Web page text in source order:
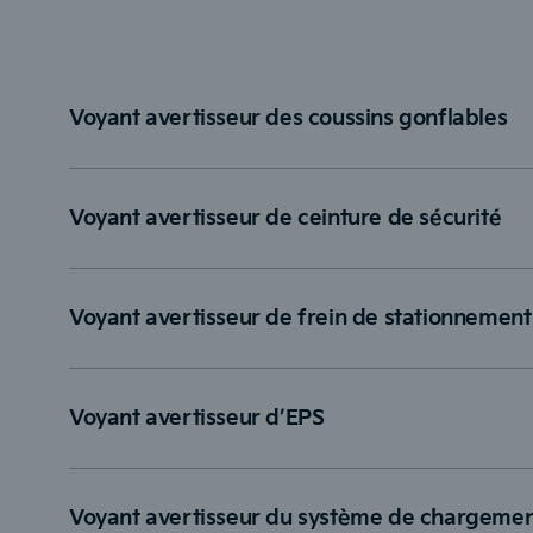
Voyant avertisseur des coussins gonflables
Voyant avertisseur de ceinture de sécurité
Voyant avertisseur de frein de stationnement
Voyant avertisseur d’EPS
Voyant avertisseur du système de